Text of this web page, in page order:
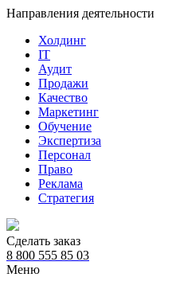
Направления деятельности
Холдинг
IT
Аудит
Продажи
Качество
Маркетинг
Обучение
Экспертиза
Персонал
Право
Реклама
Стратегия
Сделать заказ
8 800 555 85 03
Меню